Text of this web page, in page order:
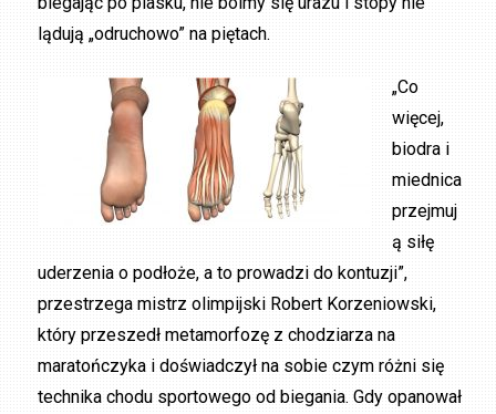
lądują „odruchowo” na piętach.
„Co
więcej,
biodra i
miednica
przejmuj
ą siłę
uderzenia o podłoże, a to prowadzi do kontuzji”,
przestrzega mistrz olimpijski Robert Korzeniowski,
który przeszedł metamorfozę z chodziarza na
maratończyka i doświadczył na sobie czym różni się
technika chodu sportowego od biegania. Gdy opanował